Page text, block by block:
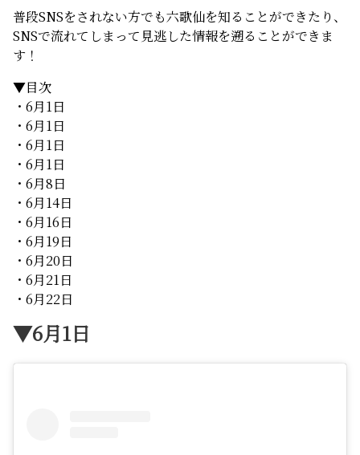
普段SNSをされない方でも六歌仙を知ることができたり、
SNSで流れてしまって見逃した情報を遡ることができま
す！
▼目次
・6月1日
・6月1日
・6月1日
・6月1日
・6月8日
・6月14日
・6月16日
・6月19日
・6月20日
・6月21日
・6月22日
▼6月1日